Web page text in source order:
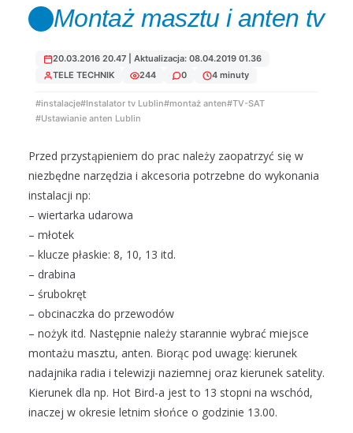
Montaż masztu i anten tv
20.03.2016 20.47 | Aktualizacja: 08.04.2019 01.36
TELE TECHNIK
244 0 4 minuty
#instalacje#Instalator tv Lublin#montaż anten#TV-SAT
#Ustawianie anten Lublin
Przed przystąpieniem do prac należy zaopatrzyć się w
niezbędne narzędzia i akcesoria potrzebne do wykonania
instalacji np:
– wiertarka udarowa
– młotek
– klucze płaskie: 8, 10, 13 itd.
– drabina
– śrubokręt
– obcinaczka do przewodów
– nożyk itd. Następnie należy starannie wybrać miejsce
montażu masztu, anten. Biorąc pod uwagę: kierunek
nadajnika radia i telewizji naziemnej oraz kierunek satelity.
Kierunek dla np. Hot Bird-a jest to 13 stopni na wschód,
inaczej w okresie letnim słońce o godzinie 13.00.